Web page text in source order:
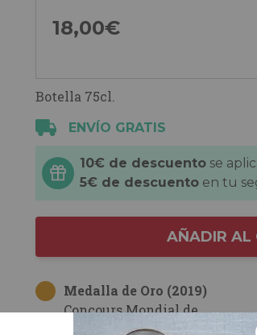
18,00€
Botella 75cl.
ENVÍO GRATIS
10€ de descuento se
5€ de descuento en tu
AÑADIR AL
Medalla de Oro (2019)
Concours Mondial de